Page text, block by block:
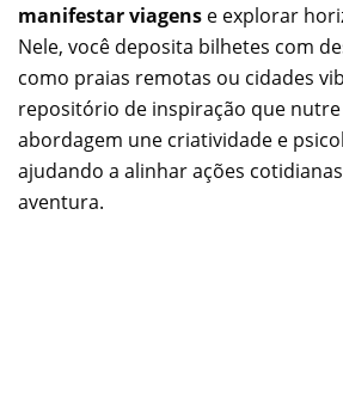
manifestar viagens e explorar
Nele, você deposita bilhetes com
como praias remotas ou cidades
repositório de inspiração que nutre
abordagem une criatividade e
ajudando a alinhar ações
aventura.